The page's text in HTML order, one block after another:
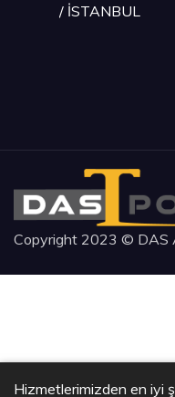
/ İSTANBUL
Copyright 2023 © DAS
Hizmetlerimizden en iyi